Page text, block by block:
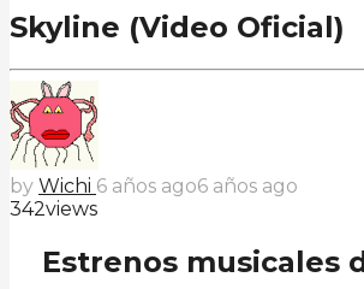
Skyline (Video Oficial)
by Wichi 6 años ago6 años ago
342views
Estrenos musicales